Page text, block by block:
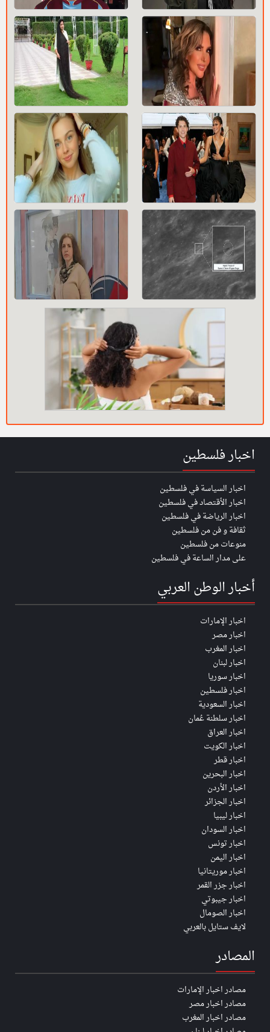
اخبار فلسطين
اخبار السياسة في فلسطين
اخبار الأقتصاد في فلسطين
اخبار الرياضة في فلسطين
ثقافة و فن من فلسطين
منوعات من فلسطين
على مدار الساعة في فلسطين
أخبار الوطن العربي
اخبار الإمارات
اخبار مصر
اخبار المغرب
اخبار لبنان
اخبار سوريا
اخبار فلسطين
اخبار السعودية
اخبار سلطنة عُمان
اخبار العراق
اخبار الكويت
اخبار قطر
اخبار البحرين
اخبار الأردن
اخبار الجزائر
اخبار ليبيا
اخبار السودان
اخبار تونس
اخبار اليمن
اخبار موريتانيا
اخبار جزر القمر
اخبار جيبوتي
اخبار الصومال
لايف ستايل بالعربي
المصادر
مصادر اخبار الإمارات
مصادر اخبار مصر
مصادر اخبار المغرب